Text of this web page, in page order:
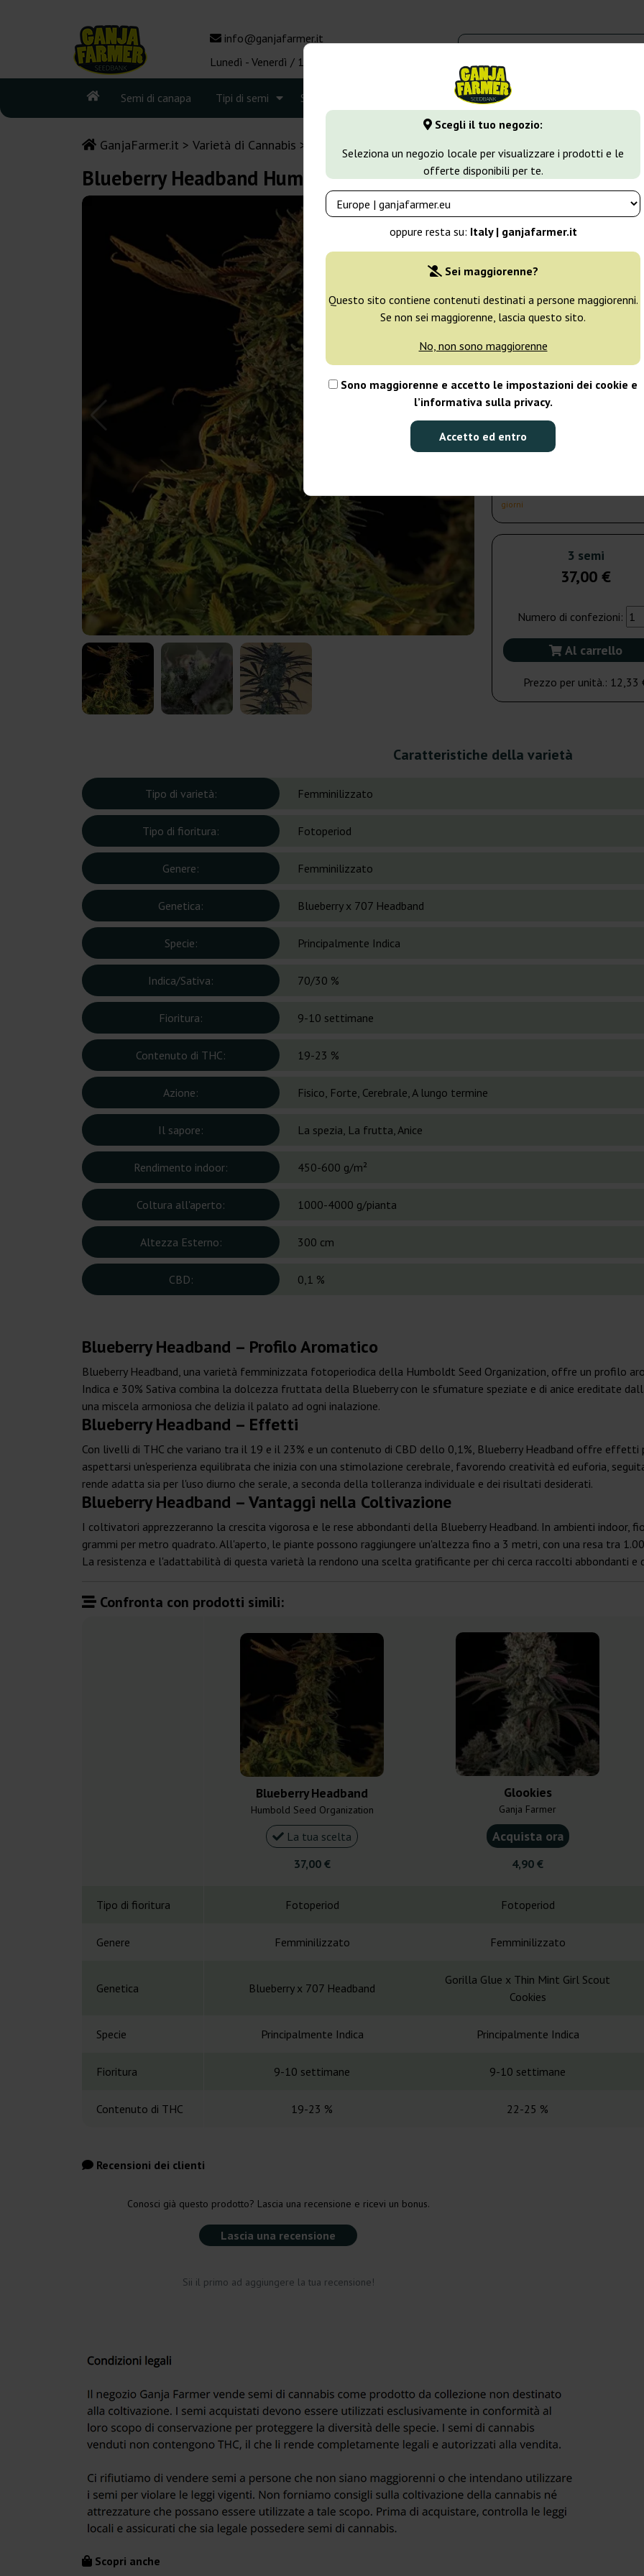
Scegli il tuo negozio:
Seleziona un negozio locale per visualizzare i prodotti e le
offerte disponibili per te.
oppure resta su: Italy | ganjafarmer.it
Sei maggiorenne?
Questo sito contiene contenuti destinati a persone maggiorenni.
Se non sei maggiorenne, lascia questo sito.
No, non sono maggiorenne
Sono maggiorenne e accetto le impostazioni dei cookie e
l’informativa sulla privacy.
Accetto ed entro
info@ganjafarmer.it
Lunedì - Venerdì / 10:00 - 16:00
Semi di canapa Tipi di semi Seedbank Tipi di marijuana Altro
GanjaFarmer.it Varietà di Cannabis
Blueberry Headband Humbold Seed Organization
Humbold Seed
3 semi
Spedito in 3-7
5 semi
Spedito in 3-7
giorni
giorni
3 semi
37,00 €
Numero di confezioni:
Al carrello
Prezzo per unità.: 12,33
Caratteristiche della varietà
Tipo di varietà: Femminilizzato
Tipo di fioritura: Fotoperiod
Genere: Femminilizzato
Genetica: Blueberry x 707 Headband
Specie: Principalmente Indica
Indica/Sativa: 70/30 %
Fioritura: 9-10 settimane
Contenuto di THC: 19-23 %
Azione: Fisico, Forte, Cerebrale, A lungo termine
Il sapore: La spezia, La frutta, Anice
Rendimento indoor: 450-600 g/m²
Coltura all'aperto: 1000-4000 g/pianta
Altezza Esterno: 300 cm
CBD: 0,1 %
Blueberry Headband – Profilo Aromatico
Blueberry Headband, una varietà femminizzata fotoperiodica della Humboldt Seed Organization, offre un profilo
Indica e 30% Sativa combina la dolcezza fruttata della Blueberry con le sfumature speziate e di anice ereditate
una miscela armoniosa che delizia il palato ad ogni inalazione.
Blueberry Headband – Effetti
Con livelli di THC che variano tra il 19 e il 23% e un contenuto di CBD dello 0,1%, Blueberry Headband offre
aspettarsi un'esperienza equilibrata che inizia con una stimolazione cerebrale, favorendo creatività ed euforia,
rende adatta sia per l'uso diurno che serale, a seconda della tolleranza individuale e dei risultati desiderati.
Blueberry Headband – Vantaggi nella Coltivazione
I coltivatori apprezzeranno la crescita vigorosa e le rese abbondanti della Blueberry Headband. In ambienti indoor,
grammi per metro quadrato. All'aperto, le piante possono raggiungere un'altezza fino a 3 metri, con una resa tra
La resistenza e l'adattabilità di questa varietà la rendono una scelta gratificante per chi cerca raccolti abbondanti e
Confronta con prodotti simili:
Blueberry Headband
Humbold Seed Organization
La tua scelta
37,00 €
Glookies
Ganja Farmer
Acquista ora
4,90 €
Tipo di fioritura Fotoperiod Fotoperiod
Genere Femminilizzato Femminilizzato
Genetica Blueberry x 707 Headband
Gorilla Glue x Thin Mint Girl Scout
Cookies
Specie Principalmente Indica Principalmente Indica
Fioritura 9-10 settimane 9-10 settimane
Contenuto di THC 19-23 % 22-25 %
Recensioni dei clienti
Conosci già questo prodotto? Lascia una recensione e ricevi un bonus.
Lascia una recensione
Sii il primo ad aggiungere la tua recensione!
Scopri anche